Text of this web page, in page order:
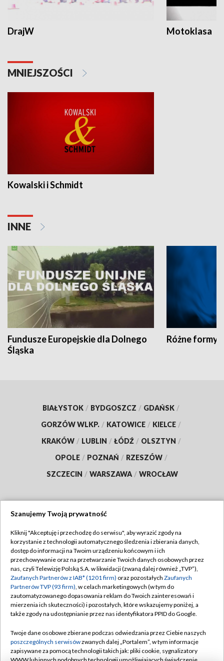
DrajW Motoklasa
MNIEJSZOŚCI
Kowalski i Schmidt
INNE
Fundusze Europejskie dla Dolnego
Śląska
Różne formy
BIAŁYSTOK / BYDGOSZCZ / GDAŃSK /
GORZÓW WLKP. / KATOWICE / KIELCE /
KRAKÓW / LUBLIN / ŁÓDŹ / OLSZTYN /
OPOLE / POZNAŃ / RZESZÓW /
SZCZECIN / WARSZAWA / WROCŁAW
TVP
Abonament TVP
Emisja w TVP
Centrum informacji TVP
Naziemna Telewizja Cyfrowa
Rada Programowa
System NOS
Regulamin TVP
Polityka prywatności
Moje zgody
Pomoc
Kontakt
Szanujemy Twoją prywatność
Kliknij "Akceptuję i przechodzę do serwisu", aby wyrazić zgody na
korzystanie z technologii automatycznego śledzenia i zbierania danych,
dostęp do informacji na Twoim urządzeniu końcowym i ich
przechowywanie oraz na przetwarzanie Twoich danych osobowych przez
nas, czyli Telewizję Polską S.A. w likwidacji (zwaną dalej również „TVP”),
Zaufanych Partnerów z IAB* (1201 firm) oraz pozostałych Zaufanych
Partnerów TVP (93 firm), w celach marketingowych (w tym do
zautomatyzowanego dopasowania reklam do Twoich zainteresowań i
mierzenia ich skuteczności) i pozostałych, które wskazujemy poniżej, a
także zgody na udostępnianie przez nas identyfikatora PPID do Google.
Twoje dane osobowe zbierane podczas odwiedzania przez Ciebie naszych
poszczególnych serwisówzwanych dalej „Portalem”, w tym informacje
zapisywane za pomocą technologii takich jak: pliki cookie, sygnalizatory